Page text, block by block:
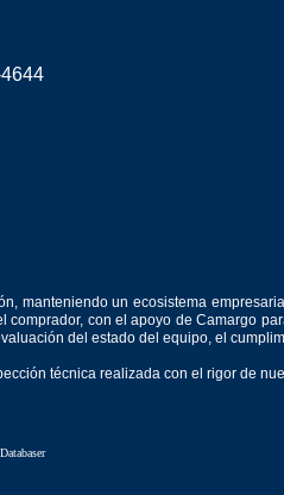
manteniendo un ecosistema
con el apoyo de Camargo
del estado del equipo, el
técnica realizada con el rigor de